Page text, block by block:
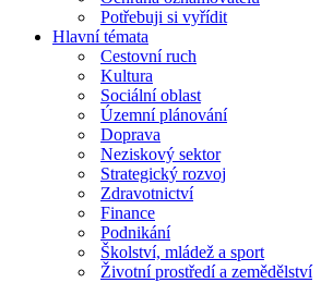
Potřebuji si vyřídit
Hlavní témata
Cestovní ruch
Kultura
Sociální oblast
Územní plánování
Doprava
Neziskový sektor
Strategický rozvoj
Zdravotnictví
Finance
Podnikání
Školství, mládež a sport
Životní prostředí a zemědělství